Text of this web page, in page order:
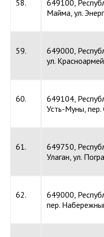
58.
649100,
Майма, ул.
59.
649000,
ул.
60.
649104,
Усть-Муны, пер.
61.
649750,
Улаган, ул.
62.
649000,
пер.